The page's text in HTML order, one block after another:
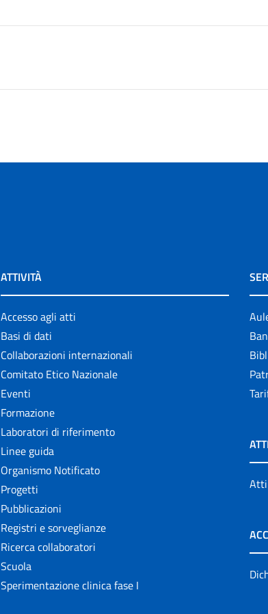
ATTIVITÀ
Accesso agli atti
Basi di dati
Collaborazioni internazionali
Comitato Etico Nazionale
Eventi
Formazione
Laboratori di riferimento
Linee guida
Organismo Notificato
Progetti
Pubblicazioni
Registri e sorveglianze
Ricerca collaboratori
Scuola
Sperimentazione clinica fase I
Atti